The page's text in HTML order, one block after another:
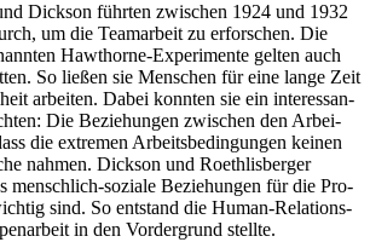
Dick­son führ­ten zwi­schen 1924 und 1932
um die Team­ar­beit zu erfor­schen. Die
Haw­t­horne-Expe­ri­mente gelten auch
So ließen sie Men­schen für eine lange Zeit
arbei­ten. Dabei konn­ten sie ein inter­es­san­
Die Bezie­hun­gen zwi­schen den Arbei­
die extre­men Arbeits­be­din­gun­gen keinen
nahmen. Dick­son und Roeth­lis­ber­ger
mensch­lich-soziale Bezie­hun­gen für die Pro­
sind. So ent­stand die Human-Rela­ti­ons-
in den Vor­der­grund stellte.